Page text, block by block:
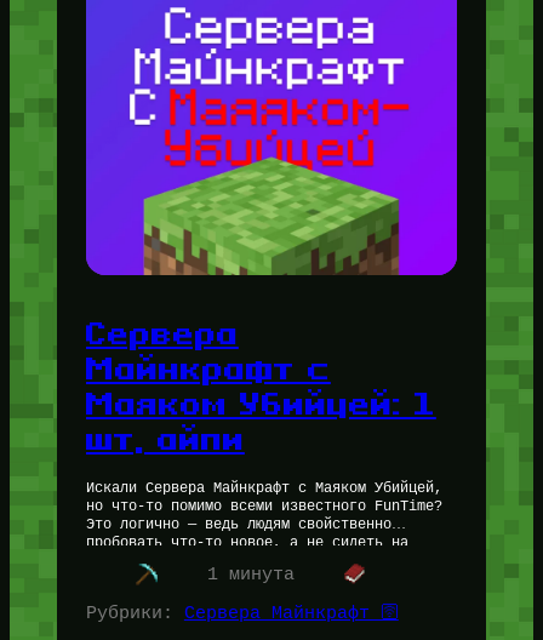
Сервера
Майнкрафт с
Маяком Убийцей: 1
шт, айпи
Искали Сервера Майнкрафт с Маяком Убийцей,
но что-то помимо всеми известного FunTime?
Это логично — ведь людям свойственно
пробовать что-то новое, а не сидеть на
месте. Нашли для Вас 1…
1 минута
Рубрики: Сервера Майнкрафт 🛜